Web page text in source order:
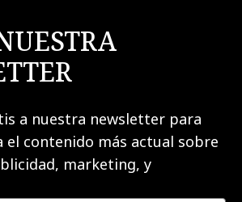
a nuestra newsletter para
el contenido más actual sobre
marketing, y